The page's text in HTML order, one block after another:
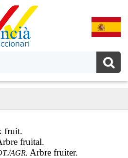
fruit.
fruital.
AGR. Arbre fruiter.